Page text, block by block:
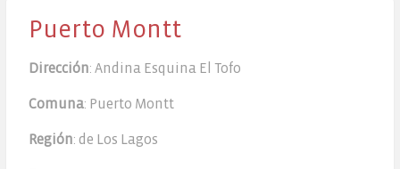
Puerto Montt
Dirección: Andina Esquina El Tofo
Comuna: Puerto Montt
Región: de Los Lagos